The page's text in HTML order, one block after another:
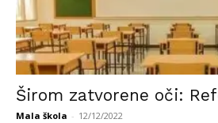
Širom zatvorene oči:
Mala škola - 12/12/2022